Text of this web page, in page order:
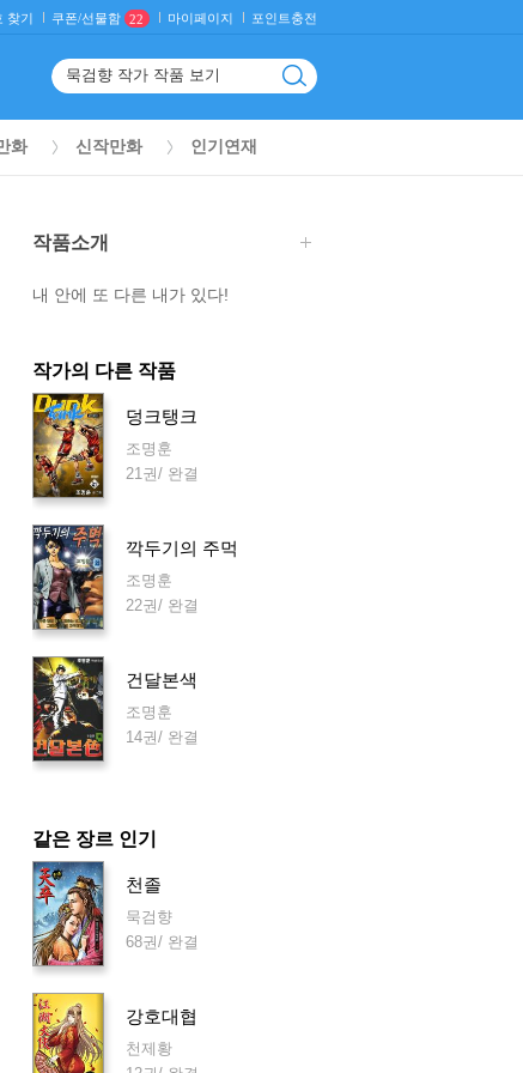
찾기 쿠폰/선물함 22 마이페이지 포인트충전
화 신작만화 인기연재
작품소개
내 안에 또 다른 내가 있다!
작가의 다른 작품
덩크탱크
조명훈
21권/ 완결
깍두기의 주먹
조명훈
22권/ 완결
건달본색
조명훈
14권/ 완결
같은 장르 인기
천졸
묵검향
68권/ 완결
강호대협
천제황